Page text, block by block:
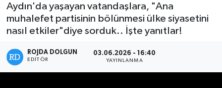
Aydın'da yaşayan vatandaşlara, "Ana
muhalefet partisinin bölünmesi ülke siyasetini
nasıl etkiler"diye sorduk.. İşte yanıtlar!
ROJDA DOLGUN
EDITÖR
03.06.2026 - 16:40
YAYINLANMA
BÜLTEN
ÇEVRE
DIŞ
Tüm Manşetler
Son Dakika Haberleri
Haber Arşivi